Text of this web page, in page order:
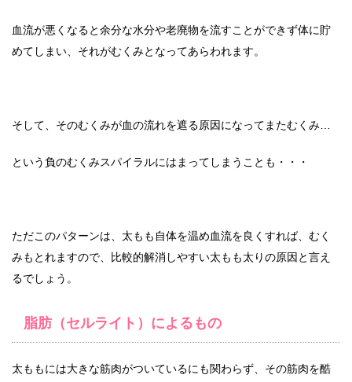
血流が悪くなると余分な水分や老廃物を流すことができず体に貯
めてしまい、それがむくみとなってあらわれます。
そして、そのむくみが血の流れを遮る原因になってまたむくみ…
という負のむくみスパイラルにはまってしまうことも・・・
ただこのパターンは、太もも自体を温め血流を良くすれば、むく
みもとれますので、比較的解消しやすい太もも太りの原因と言え
るでしょう。
脂肪（セルライト）によるもの
太ももには大きな筋肉がついているにも関わらず、その筋肉を酷